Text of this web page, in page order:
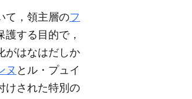
て，領主層のフ
護する目的で，
がはなはだしか
ヌ とル・プュイ
けされた特別の